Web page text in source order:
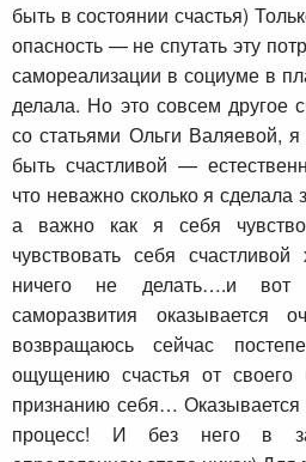
быть в состоянии счастья)
опасность — не спутать эту
самореализации в социуме в
делала. Но это совсем другое
со статьями Ольги Валяевой,
быть счастливой —
что неважно сколько я сделала
а важно как я себя
чувствовать себя
ничего не делать….и вот
саморазвития
возвращаюсь сейчас
ощущению счастья от
признанию себя… Оказывается
процесс! И без него в